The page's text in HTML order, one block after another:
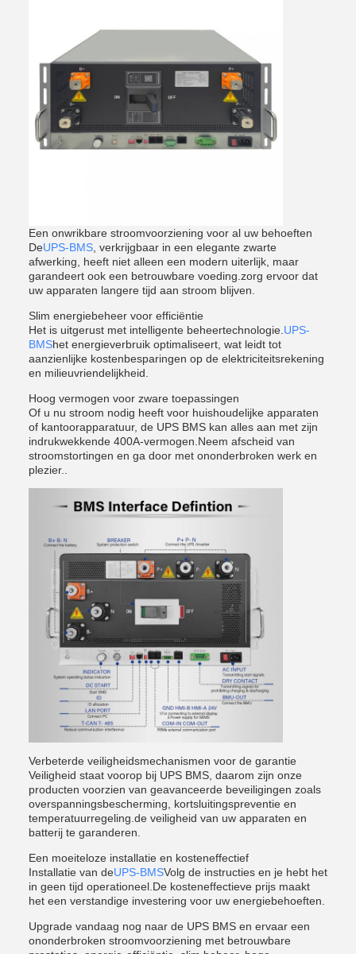
Een onwrikbare stroomvoorziening voor al uw behoeften
DeUPS-BMS , verkrijgbaar in een elegante zwarte
afwerking, heeft niet alleen een modern uiterlijk, maar
garandeert ook een betrouwbare voeding.zorg ervoor dat
uw apparaten langere tijd aan stroom blijven.
Slim energiebeheer voor efficiëntie
Het is uitgerust met intelligente beheertechnologie. UPS-
BMShet energieverbruik optimaliseert, wat leidt tot
aanzienlijke kostenbesparingen op de elektriciteitsrekening
en milieuvriendelijkheid.
Hoog vermogen voor zware toepassingen
Of u nu stroom nodig heeft voor huishoudelijke apparaten
of kantoorapparatuur, de UPS BMS kan alles aan met zijn
indrukwekkende 400A-vermogen.Neem afscheid van
stroomstortingen en ga door met ononderbroken werk en
plezier..
Verbeterde veiligheidsmechanismen voor de garantie
Veiligheid staat voorop bij UPS BMS, daarom zijn onze
producten voorzien van geavanceerde beveiligingen zoals
overspanningsbescherming, kortsluitingspreventie en
temperatuurregeling.de veiligheid van uw apparaten en
batterij te garanderen.
Een moeiteloze installatie en kosteneffectief
Installatie van deUPS-BMSVolg de instructies en je hebt het
in geen tijd operationeel.De kosteneffectieve prijs maakt
het een verstandige investering voor uw energiebehoeften.
Upgrade vandaag nog naar de UPS BMS en ervaar een
ononderbroken stroomvoorziening met betrouwbare